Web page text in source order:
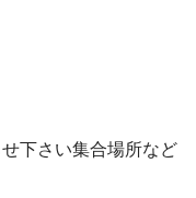
下さい集合場所など